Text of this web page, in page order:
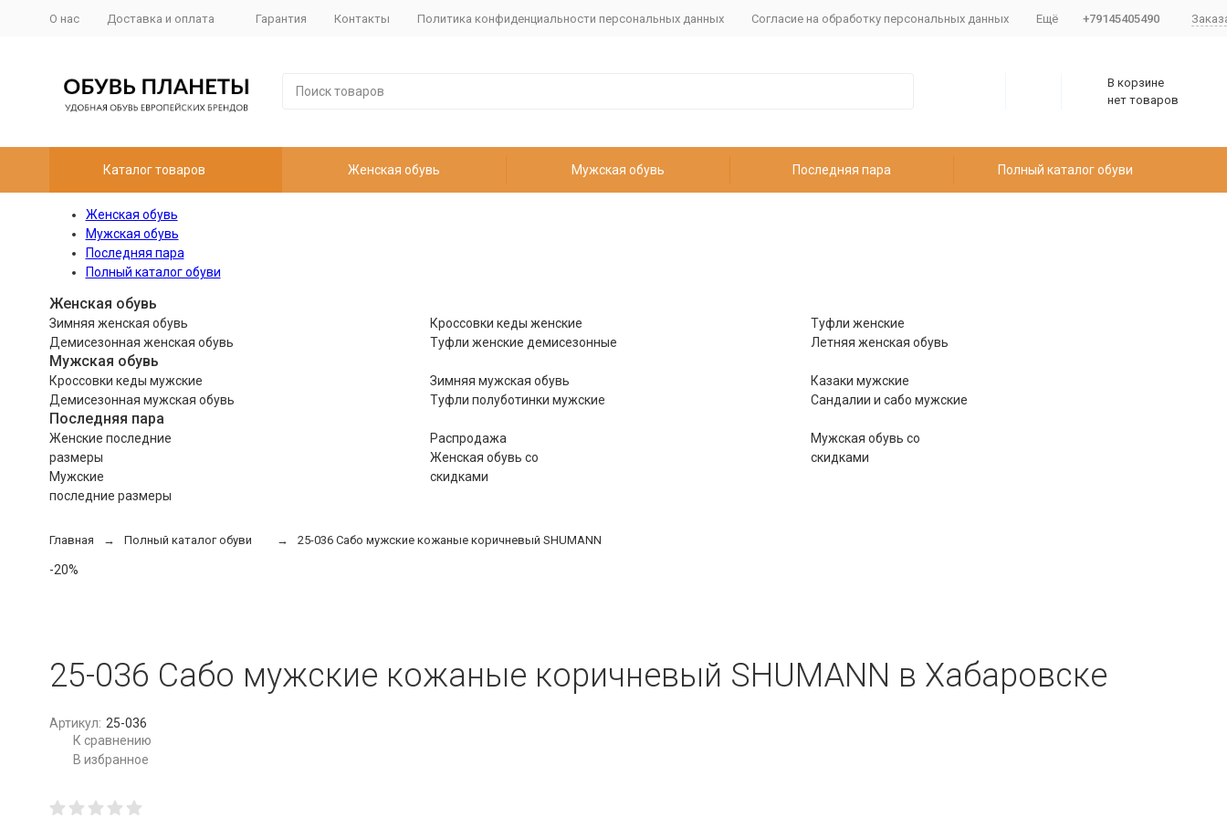
О нас Доставка и оплата Гарантия Контакты Политика конфиденциальности персональных данных Согласие на обработку персональных данных Ещё +79145405490
В корзине
нет товаров
Каталог товаров Женская обувь Мужская обувь Последняя пара Полный каталог обуви
Женская обувь
Мужская обувь
Последняя пара
Полный каталог обуви
Женская обувь
Зимняя женская обувь
Демисезонная женская обувь
Кроссовки кеды женские
Туфли женские демисезонные
Туфли женские
Летняя женская обувь
Мужская обувь
Кроссовки кеды мужские
Демисезонная мужская обувь
Зимняя мужская обувь
Туфли полуботинки мужские
Казаки мужские
Сандалии и сабо мужские
Последняя пара
Женские последние
размеры
Мужские
последние размеры
Распродажа
Женская обувь со
скидками
Мужская обувь со
скидками
Главная Полный каталог обуви 25-036 Сабо мужские кожаные коричневый SHUMANN
-20%
25-036 Сабо мужские кожаные коричневый SHUMANN в Хабаровске
Артикул: 25-036
К сравнению
В избранное